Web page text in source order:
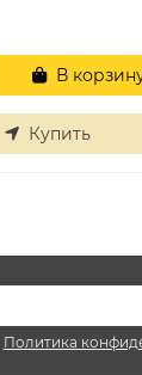
В
Купить
Политика